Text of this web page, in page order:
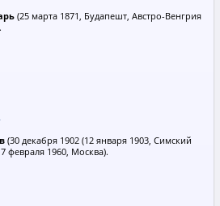
(25 марта 1871, Будапешт, Австро-Венгрия
(30 декабря 1902 (12 января 1903, Симский
февраля 1960, Москва).